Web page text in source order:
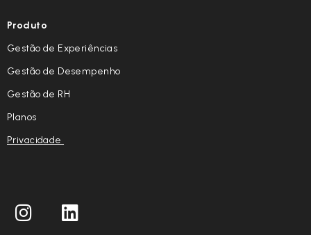
Produto
Gestão de Experiências
Gestão de Desempenho
Gestão de RH
Planos
Privacidade